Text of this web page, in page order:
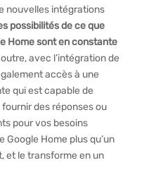
nouvelles intégrations
possibilités de ce que
Home sont en constante
outre, avec l’intégration de
accès à une
qui est capable de
des réponses ou
pour vos besoins
Google Home plus qu’un
et le transforme en un